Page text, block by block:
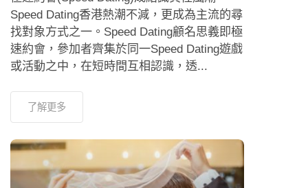
Speed Dating香港熱潮不減，更成為主流的尋
找對象方式之一。Speed Dating顧名思義即極
速約會，參加者齊集於同一Speed Dating遊戲
或活動之中，在短時間互相認識，透...
了解更多